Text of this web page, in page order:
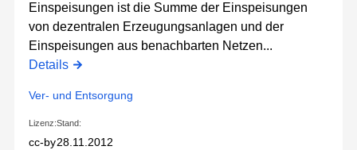
Einspeisungen ist die Summe der Einspeisungen
von dezentralen Erzeugungsanlagen und der
Einspeisungen aus benachbarten Netzen...
Details
Ver- und Entsorgung
Lizenz:
cc-by
Stand:
28.11.2012